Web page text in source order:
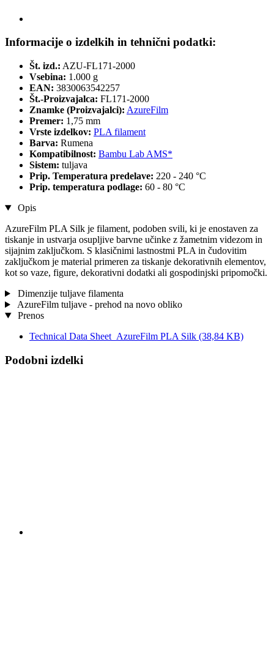
Informacije o izdelkih in tehnični podatki:
Št. izd.: AZU-FL171-2000
Vsebina: 1.000 g
EAN: 3830063542257
Št.-Proizvajalca: FL171-2000
Znamke (Proizvajalci): AzureFilm
Premer: 1,75 mm
Vrste izdelkov: PLA filament
Barva: Rumena
Kompatibilnost: Bambu Lab AMS*
Sistem: tuljava
Prip. Temperatura predelave: 220 - 240 °C
Prip. temperatura podlage: 60 - 80 °C
Opis
AzureFilm PLA Silk je filament, podoben svili, ki je enostaven za
tiskanje in ustvarja osupljive barvne učinke z žametnim videzom in
sijajnim zaključkom. S klasičnimi lastnostmi PLA in čudovitim
zaključkom je material primeren za tiskanje dekorativnih elementov,
kot so vaze, figure, dekorativni dodatki ali gospodinjski pripomočki.
Dimenzije tuljave filamenta
AzureFilm tuljave - prehod na novo obliko
Prenos
Technical Data Sheet_AzureFilm PLA Silk (38,84 KB)
Podobni izdelki